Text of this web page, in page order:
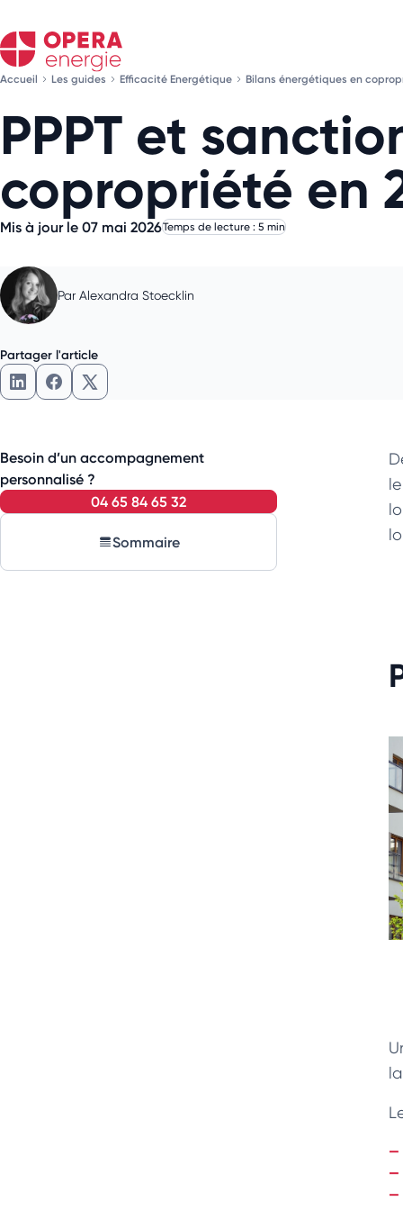
Accueil Les guides Efficacité Energétique Bilans énergétiques en
PPPT et
copropriété en
Mis à jour le 07 mai 2026Temps de lecture : 5 min
Par Alexandra Stoecklin
Partager l'article
Partager l'article sur LinkedIn
Partager l'article sur Facebook
Partager l'article sur X
Besoin d’un accompagnement
personnalisé ?
04 65 84 65 32
Sommaire